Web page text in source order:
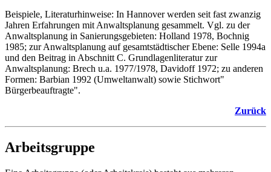
Beispiele, Literaturhinweise: In Hannover werden seit fast zwanzig
Jahren Erfahrungen mit Anwaltsplanung gesammelt. Vgl. zu der
Anwaltsplanung in Sanierungsgebieten: Holland 1978, Bochnig
1985; zur Anwaltsplanung auf gesamtstädtischer Ebene: Selle 1994a
und den Beitrag in Abschnitt C. Grundlagenliteratur zur
Anwaltsplanung: Brech u.a. 1977/1978, Davidoff 1972; zu anderen
Formen: Barbian 1992 (Umweltanwalt) sowie Stichwort"
Bürgerbeauftragte".
Zurück
Arbeitsgruppe